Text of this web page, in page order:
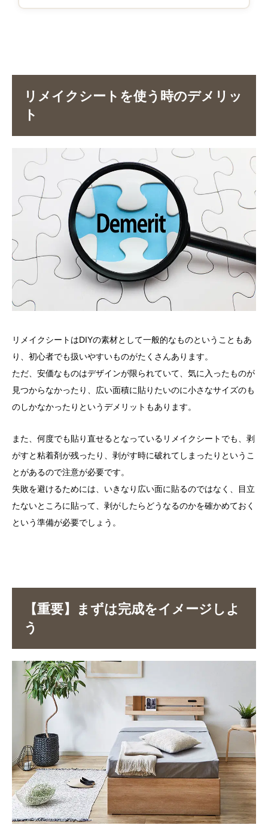
リメイクシートを使う時のデメリッ
ト
リメイクシートはDIYの素材として一般的なものということもあ
り、初心者でも扱いやすいものがたくさんあります。
ただ、安価なものはデザインが限られていて、気に入ったものが
見つからなかったり、広い面積に貼りたいのに小さなサイズのも
のしかなかったりというデメリットもあります。
また、何度でも貼り直せるとなっているリメイクシートでも、剥
がすと粘着剤が残ったり、剥がす時に破れてしまったりというこ
とがあるので注意が必要です。
失敗を避けるためには、いきなり広い面に貼るのではなく、目立
たないところに貼って、剥がしたらどうなるのかを確かめておく
という準備が必要でしょう。
【重要】まずは完成をイメージしよ
う